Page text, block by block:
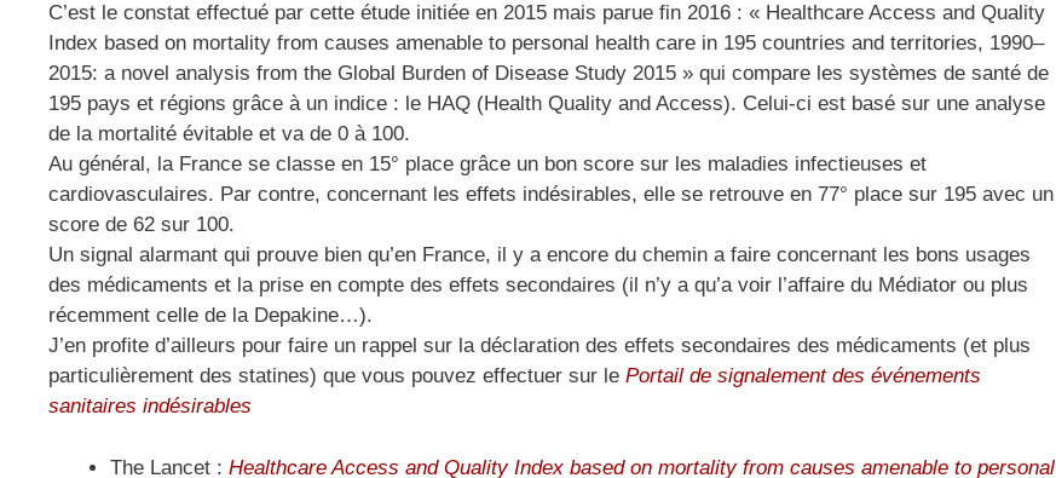
C’est le constat effectué par cette étude initiée en 2015 mais parue fin 2016 : « Healthcare Access and Quality
Index based on mortality from causes amenable to personal health care in 195 countries and territories, 1990–
2015: a novel analysis from the Global Burden of Disease Study 2015 » qui compare les systèmes de santé de
195 pays et régions grâce à un indice : le HAQ (Health Quality and Access). Celui-ci est basé sur une analyse
de la mortalité évitable et va de 0 à 100.
Au général, la France se classe en 15° place grâce un bon score sur les maladies infectieuses et
cardiovasculaires. Par contre, concernant les effets indésirables, elle se retrouve en 77° place sur 195 avec un
score de 62 sur 100.
Un signal alarmant qui prouve bien qu’en France, il y a encore du chemin a faire concernant les bons usages
des médicaments et la prise en compte des effets secondaires (il n’y a qu’a voir l’affaire du Médiator ou plus
récemment celle de la Depakine…).
J’en profite d’ailleurs pour faire un rappel sur la déclaration des effets secondaires des médicaments (et plus
particulièrement des statines) que vous pouvez effectuer sur le Portail de signalement des événements
sanitaires indésirables
The Lancet : Healthcare Access and Quality Index based on mortality from causes amenable to personal